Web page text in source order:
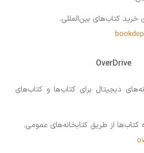
خرید کتاب‌های بین‌المللی.
OverDrive
دیجیتال برای کتاب‌ها و کتاب‌های
کتاب‌ها از طریق کتابخانه‌های عمومی.